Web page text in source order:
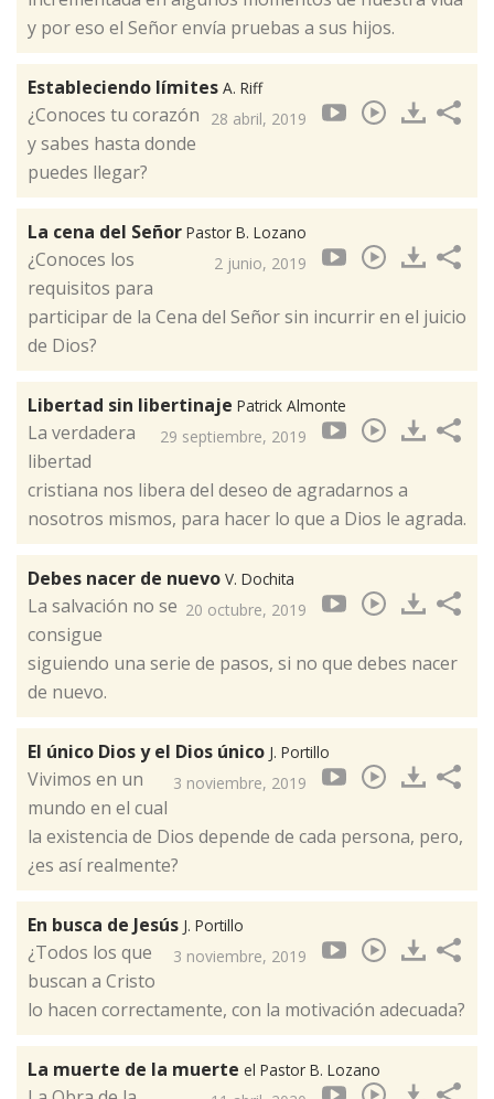
y por eso el Señor envía pruebas a sus hijos.
Estableciendo límites A. Riff
28 abril, 2019
¿Conoces tu corazón
y sabes hasta donde
puedes llegar?
La cena del Señor Pastor B. Lozano
2 junio, 2019
¿Conoces los
requisitos para
participar de la Cena del Señor sin incurrir en el juicio
de Dios?
Libertad sin libertinaje Patrick Almonte
29 septiembre, 2019
La verdadera
libertad
cristiana nos libera del deseo de agradarnos a
nosotros mismos, para hacer lo que a Dios le agrada.
Debes nacer de nuevo V. Dochita
20 octubre, 2019
La salvación no se
consigue
siguiendo una serie de pasos, si no que debes nacer
de nuevo.
El único Dios y el Dios único J. Portillo
3 noviembre, 2019
Vivimos en un
mundo en el cual
la existencia de Dios depende de cada persona, pero,
¿es así realmente?
En busca de Jesús J. Portillo
3 noviembre, 2019
¿Todos los que
buscan a Cristo
lo hacen correctamente, con la motivación adecuada?
La muerte de la muerte el Pastor B. Lozano